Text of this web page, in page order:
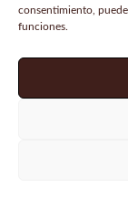
consentimiento,
funciones.
Copyright ©